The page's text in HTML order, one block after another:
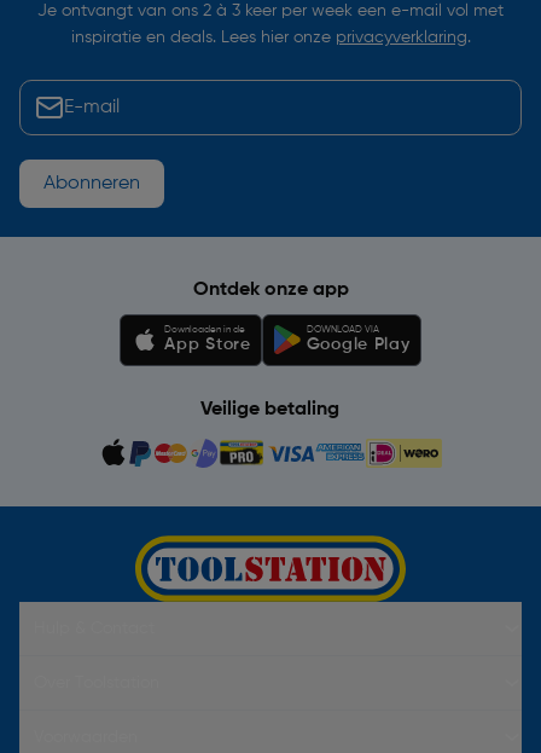
Je ontvangt van ons 2 à 3 keer per week een e-mail vol met
inspiratie en deals. Lees hier onze privacyverklaring.
Abonneren
Ontdek onze app
Downloaden in de
App Store
DOWNLOAD VIA
Google Play
Veilige betaling